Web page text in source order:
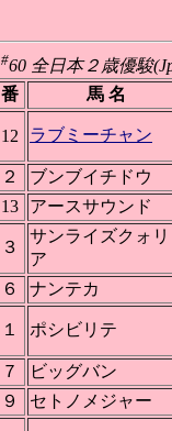
#60 全日本２歳優駿
番 馬 名
12 ラブミーチャン
２
ブンブイチドウ
13 アースサウンド
３
サンライズクォリ
ア
６ ナンテカ
１ ポシビリテ
７
ビッグバン
９ セトノメジャー